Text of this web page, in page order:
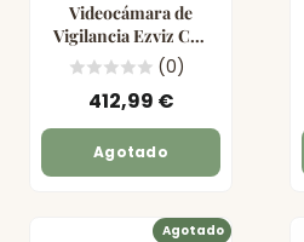
Videocámara de
Vigilancia Ezviz CS-
BM1 (0)
412,99 €
Agotado
Agotado